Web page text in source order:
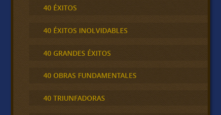
40 ÉXITOS
40 ÉXITOS INOLVIDABLES
40 GRANDES ÉXITOS
40 OBRAS FUNDAMENTALES
40 TRIUNFADORAS